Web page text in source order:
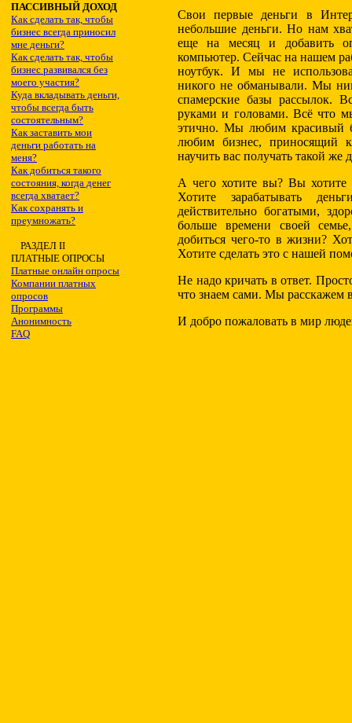
ПАССИВНЫЙ ДОХОД
Как сделать так, чтобы
бизнес всегда приносил
мне деньги?
Как сделать так, чтобы
бизнес развивался без
моего участия?
Куда вкладывать деньги,
чтобы всегда быть
состоятельным?
Как заставить мои
деньги работать на
меня?
Как добиться такого
состояния, когда денег
всегда хватает?
Как сохранять и
преумножать?
РАЗДЕЛ II
ПЛАТНЫЕ ОПРОСЫ
Платные онлайн опросы
Компании платных
опросов
Программы
Анонимность
FAQ
Свои первые деньги в
небольшие деньги. Но нам
еще на месяц и добавить
компьютер. Сейчас на нашем
ноутбук. И мы не
никого не обманывали. Мы
спамерские базы рассылок.
руками и головами. Всё что
этично. Мы любим красивый
любим бизнес, приносящий
научить вас получать такой же
А чего хотите вы? Вы хотите
Хотите зарабатывать
действительно богатыми,
больше времени своей
добиться чего-то в жизни?
Хотите сделать это с нашей
Не надо кричать в ответ.
что знаем сами. Мы расскажем
И добро пожаловать в мир